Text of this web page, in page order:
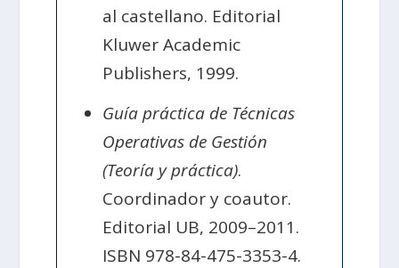
al castellano. Editorial
Kluwer Academic
Publishers, 1999.
Guía práctica de Técnicas
Operativas de Gestión
(Teoría y práctica).
Coordinador y coautor.
Editorial UB, 2009–2011.
ISBN 978-84-475-3353-4.